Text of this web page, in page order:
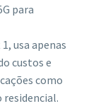
para
usa apenas
custos e
como